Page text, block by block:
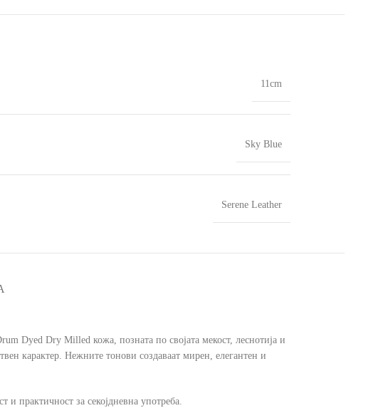
11cm
Sky Blue
Serene Leather
Dyed Dry Milled кожа, позната по својата мекост, леснотија и
карактер. Нежните тонови создаваат мирен, елегантен и
практичност за секојдневна употреба.